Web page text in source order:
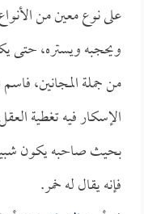
على نوع معين من
ويحجبه ويستره، حتى
من جملة المجانين،
الإسكار فيه تغطية
بحيث صاحبه يكون
فإنه يقال له خمر.